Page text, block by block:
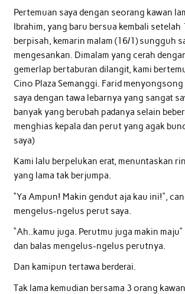
Pertemuan saya dengan seorang kawan
Ibrahim, yang baru bersua kembali setelah
berpisah, kemarin malam (16/1) sungguh
mengesankan. Dimalam yang cerah
gemerlap bertaburan dilangit, kami
Cino Plaza Semanggi. Farid
saya dengan tawa lebarnya yang sangat
banyak yang berubah padanya selain
menghias kepala dan perut yang agak
saya)
Kami lalu berpelukan erat, menuntaskan
yang lama tak berjumpa.
“Ya Ampun! Makin gendut aja kau ini!”,
mengelus-ngelus perut saya.
“Ah..kamu juga. Perutmu juga makin
dan balas mengelus-ngelus perutnya.
Dan kamipun tertawa berderai.
Tak lama kemudian bersama 3 orang